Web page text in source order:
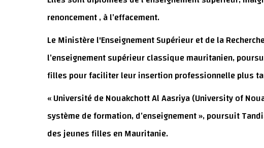
renoncement , à l’effacement.
Le Ministère l'Enseignement Supérieur et de la
l’enseignement supérieur classique mauritanien,
filles pour faciliter leur insertion professionnelle plus
« Université de Nouakchott Al Aasriya (University of
système de formation, d’enseignement », poursuit
des jeunes filles en Mauritanie.